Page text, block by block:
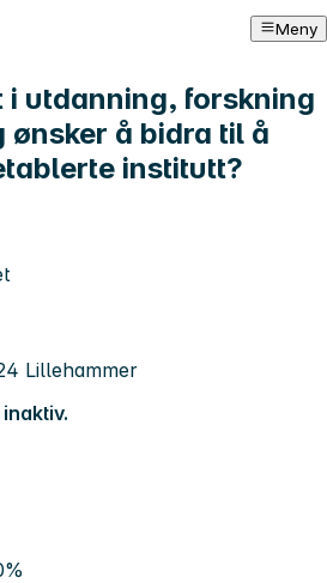
Meny
i utdanning, forskning
å bidra til å
institutt?
Lillehammer